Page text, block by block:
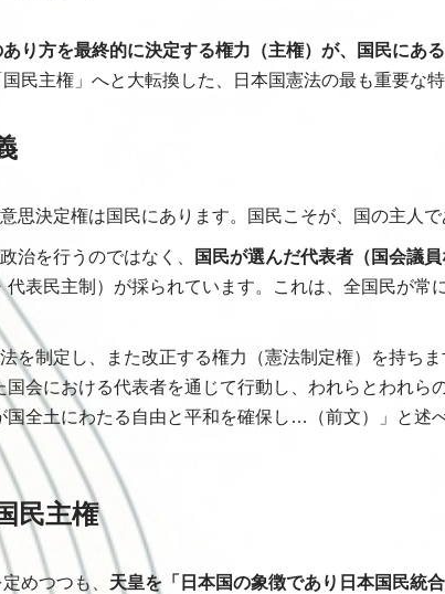
あり方を最終的に決定する権力（主権）が、国民にある
民主権」へと大転換した、日本国憲法の最も重要な特
思決定権は国民にあります。国民こそが、国の主人で
治を行うのではなく、
国民が選んだ代表者（国会議
代表民主制）が採られています。これは、全国民が常
を制定し、また改正する権力（憲法制定権）を持ち
国会における代表者を通じて行動し、われらとわれら
国全土にわたる自由と平和を確保し…（前文）」と述
民主権
めつつも、 天皇を「日本国の象徴であり日本国民統